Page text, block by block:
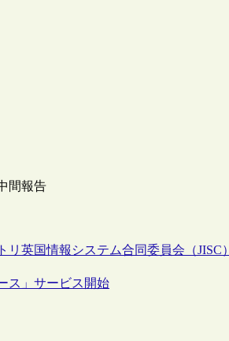
間報告
リ 英国情報システム合同委員会（JISC）
ス」サービス開始